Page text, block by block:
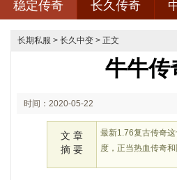
稳定传奇 长久传奇
长期私服 > 长久中变 > 正文
牛牛传
时间：2020-05-22
文 章
摘 要
最新1.76复古传奇
度，正当热血传奇